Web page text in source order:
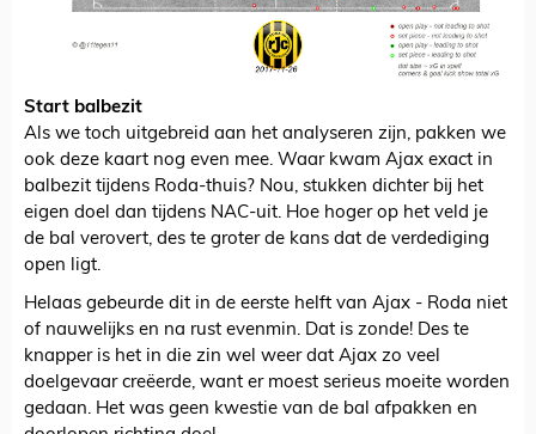
Start balbezit
Als we toch uitgebreid aan het analyseren zijn, pakken we
ook deze kaart nog even mee. Waar kwam Ajax exact in
balbezit tijdens Roda-thuis? Nou, stukken dichter bij het
eigen doel dan tijdens NAC-uit. Hoe hoger op het veld je
de bal verovert, des te groter de kans dat de verdediging
open ligt.
Helaas gebeurde dit in de eerste helft van Ajax - Roda niet
of nauwelijks en na rust evenmin. Dat is zonde! Des te
knapper is het in die zin wel weer dat Ajax zo veel
doelgevaar creëerde, want er moest serieus moeite worden
gedaan. Het was geen kwestie van de bal afpakken en